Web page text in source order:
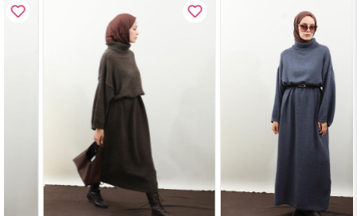
BEDEN ARALIĞI:
MANKEN ÖLÇÜLERİ:
Göğüs Çevre: 87 cm
Kalça Çevre: 111 cm
Manken üzerindeki beden 38 bedendir.